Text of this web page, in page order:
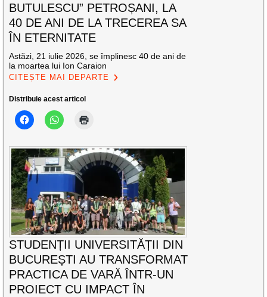
BUTULESCU” PETROȘANI, LA
40 DE ANI DE LA TRECEREA SA
ÎN ETERNITATE
Astăzi, 21 iulie 2026, se împlinesc 40 de ani de
la moartea lui Ion Caraion
CITEȘTE MAI DEPARTE
Distribuie acest articol
STUDENȚII UNIVERSITĂȚII DIN
BUCUREȘTI AU TRANSFORMAT
PRACTICA DE VARĂ ÎNTR-UN
PROIECT CU IMPACT ÎN